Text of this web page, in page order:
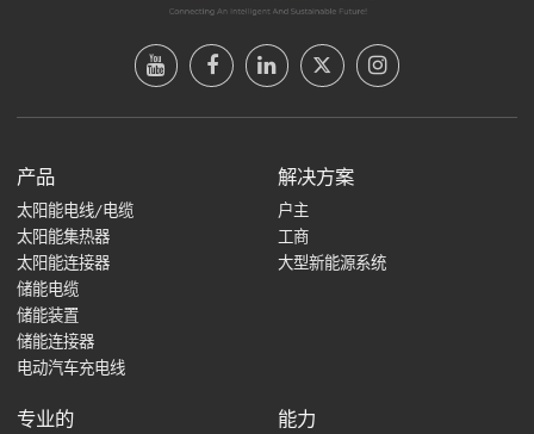
产品
太阳能电线/电缆
太阳能集热器
太阳能连接器
储能电缆
储能装置
储能连接器
电动汽车充电线
解决方案
户主
工商
大型新能源系统
专业的 能力